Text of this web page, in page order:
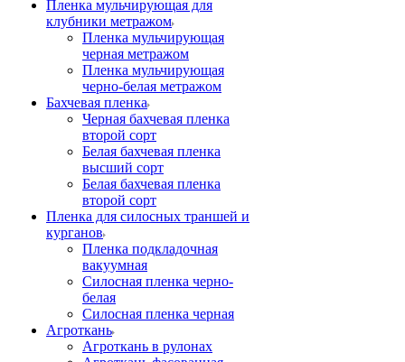
Пленка мульчирующая для
клубники метражом
Пленка мульчирующая
черная метражом
Пленка мульчирующая
черно-белая метражом
Бахчевая пленка
Черная бахчевая пленка
второй сорт
Белая бахчевая пленка
высший сорт
Белая бахчевая пленка
второй сорт
Пленка для силосных траншей и
курганов
Пленка подкладочная
вакуумная
Силосная пленка черно-
белая
Силосная пленка черная
Агроткань
Агроткань в рулонах